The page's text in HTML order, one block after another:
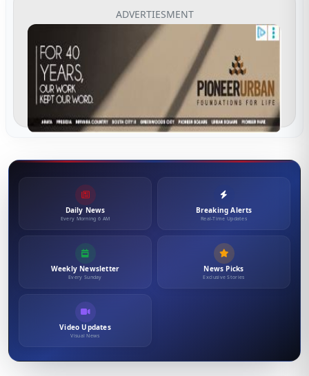
ADVERTIESMENT
Daily News
Every Morning 6 AM
Breaking Alerts
Real-Time Updates
Weekly Newsletter
Every Sunday
News Picks
Exclusive Stories
Video Updates
Visual News